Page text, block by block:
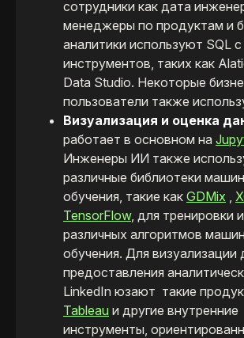
сотрудники как дата
менеджеры по продуктам и
аналитики используют SQL
инструментов, таких как
Data Studio. Некоторые
пользователи также
Визуализация и оценка
работает в основном на
Инженеры ИИ также
различные библиотеки
обучения, такие как GDMix ,
TensorFlow, для тренировки
различных алгоритмов
обучения. Для визуализации
предоставления
LinkedIn юзают такие
Tableau и другие внутренние
инструменты,